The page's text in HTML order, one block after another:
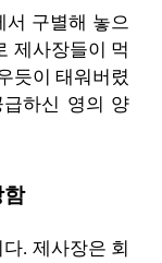
서 구별해 놓으
제사장들이 먹
듯이 태워버렸
하신 영의 양
함
. 제사장은 회